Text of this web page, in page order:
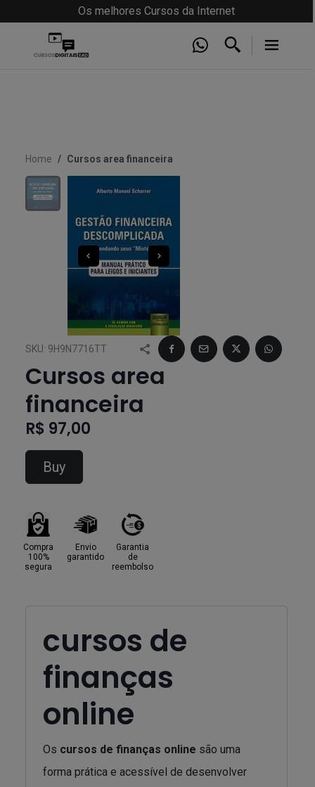
Os melhores Cursos da Internet
Home Cursos area financeira
SKU: 9H9N7716TT
Cursos area
financeira
R$ 97,00
Buy
Compra
100%
segura
Envio
garantido
Garantia
de
reembolso
cursos de
finanças
online
Os cursos de finanças online são uma
forma prática e acessível de desenvolver